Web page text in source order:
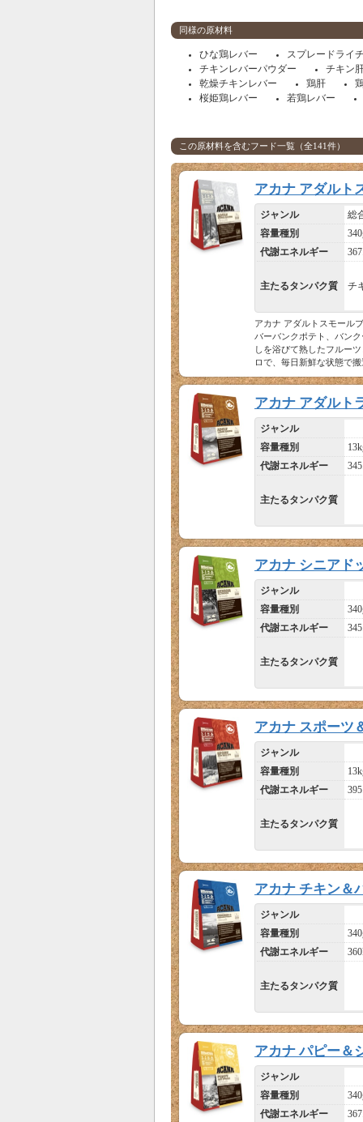
同様の原材料
ひな鶏レバー
スプレードライ
チキンレバーパウダー
チキン
乾燥チキンレバー
鶏肝
桜姫鶏レバー
若鶏レバー
この原材料を含むフード一覧（全141件）
アカナ アダルト
ジャンル
総
容量種別
代謝エネルギー
主たるタンパク質 チ
アカナ アダルトスモール
バーバンクポテト、バン
しを浴びて熟したフルー
ロで、毎日新鮮な状態で
アカナ アダルト
ジャンル
容量種別
代謝エネルギー
主たるタンパク質
アカナ シニアド
ジャンル
容量種別
代謝エネルギー
主たるタンパク質
アカナ スポーツ
ジャンル
容量種別
代謝エネルギー
主たるタンパク質
アカナ チキン＆
ジャンル
容量種別
代謝エネルギー
主たるタンパク質
アカナ パピー＆
ジャンル
容量種別
代謝エネルギー